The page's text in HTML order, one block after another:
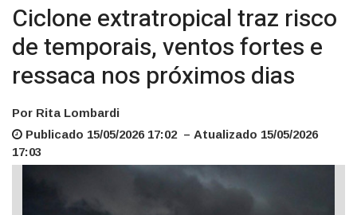
Ciclone extratropical traz risco
de temporais, ventos fortes e
ressaca nos próximos dias
Por Rita Lombardi
Publicado 15/05/2026 17:02 – Atualizado 15/05/2026
17:03